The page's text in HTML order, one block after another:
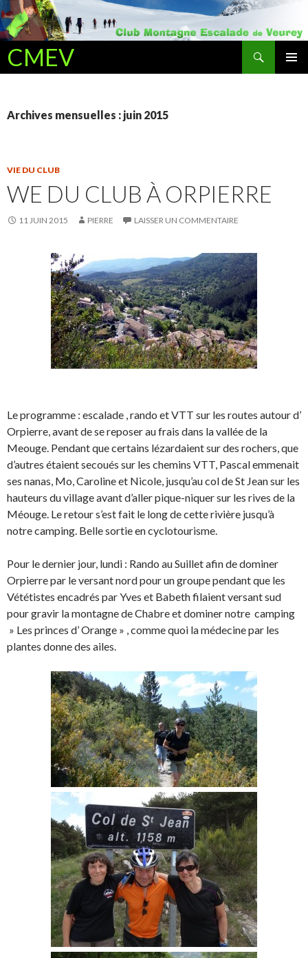
CMEV
Recherche
ALLER AU CONTENU PRINCIPAL
Archives mensuelles : juin 2015
VIE DU CLUB
WE DU CLUB À ORPIERRE
11 JUIN 2015 PIERRE LAISSER UN COMMENTAIRE
Le programme : escalade , rando et VTT sur les routes autour d’
Orpierre, avant de se reposer au frais dans la vallée de la
Meouge. Pendant que certains lézardaient sur des rochers, que
d’autres étaient secoués sur les chemins VTT, Pascal emmenait
ses nanas, Mo, Caroline et Nicole, jusqu’au col de St Jean sur les
hauteurs du village avant d’aller pique-niquer sur les rives de la
Méouge. Le retour s’est fait le long de cette rivière jusqu’à
notre camping. Belle sortie en cyclotourisme.
Pour le dernier jour, lundi : Rando au Suillet afin de dominer
Orpierre par le versant nord pour un groupe pendant que les
Vététistes encadrés par Yves et Babeth filaient versant sud
pour gravir la montagne de Chabre et dominer notre camping
» Les princes d’ Orange » , comme quoi la médecine par les
plantes donne des ailes.